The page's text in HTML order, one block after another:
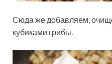
Сюда же добавляем,
кубиками грибы.